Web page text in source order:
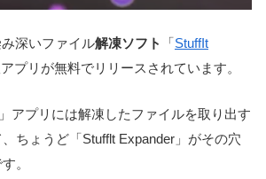
深いファイル解凍ソフト 「StuffIt
プリが無料でリリースされています。
アプリには解凍したファイルを取り出す
ちょうど「Stufflt Expander」がその穴
。